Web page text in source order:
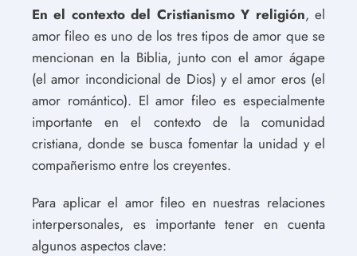
En el contexto del Cristianismo Y religión, el
amor fileo es uno de los tres tipos de amor que se
mencionan en la Biblia, junto con el amor ágape
(el amor incondicional de Dios) y el amor eros (el
amor romántico). El amor fileo es especialmente
importante en el contexto de la comunidad
cristiana, donde se busca fomentar la unidad y el
compañerismo entre los creyentes.
Para aplicar el amor fileo en nuestras relaciones
interpersonales, es importante tener en cuenta
algunos aspectos clave: